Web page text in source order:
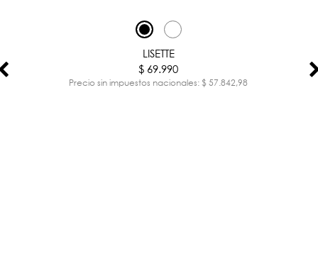
LISETTE
$ 69.990
Precio sin impuestos nacionales: $ 57.842,98